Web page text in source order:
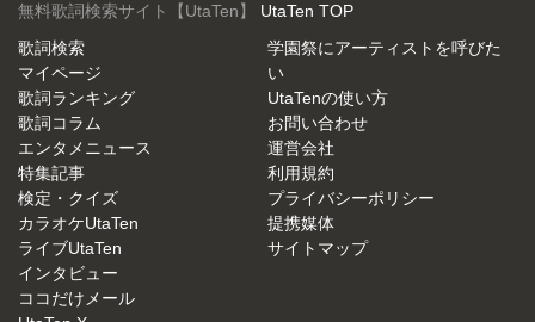
無料歌詞検索サイト【UtaTen】 UtaTen TOP
歌詞検索
マイページ
歌詞ランキング
歌詞コラム
エンタメニュース
特集記事
検定・クイズ
カラオケUtaTen
ライブUtaTen
インタビュー
ココだけメール
学園祭にアーティストを呼びた
い
UtaTenの使い方
お問い合わせ
運営会社
利用規約
プライバシーポリシー
提携媒体
サイトマップ